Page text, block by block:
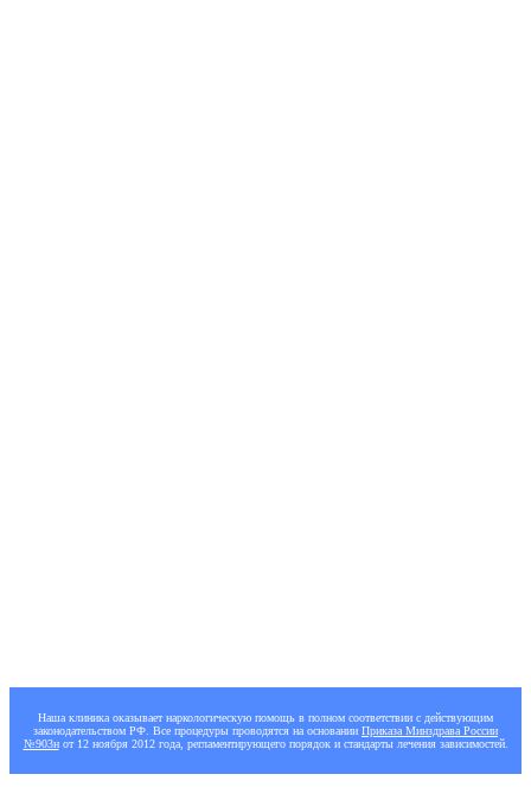
Наша клиника оказывает наркологическую помощь в полном соответствии с действующим
законодательством РФ. Все процедуры проводятся на основании Приказа Минздрава России
№903нот 12 ноября 2012 года, регламентирующего порядок и стандарты лечения зависимостей.